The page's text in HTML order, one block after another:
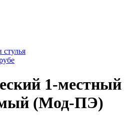
1-местный
(Мод-ПЭ)